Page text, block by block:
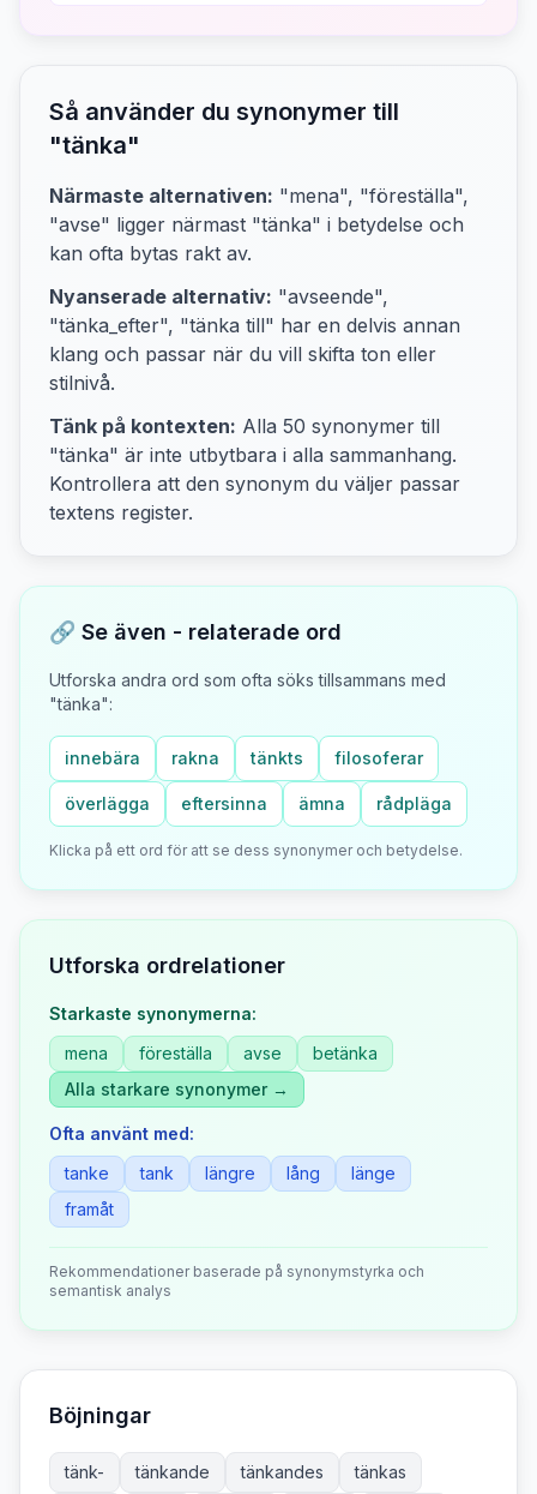
Så använder du synonymer till
"tänka"
Närmaste alternativen: "mena", "föreställa",
"avse" ligger närmast "tänka" i betydelse och
kan ofta bytas rakt av.
Nyanserade alternativ: "avseende",
"tänka_efter", "tänka till" har en delvis annan
klang och passar när du vill skifta ton eller
stilnivå.
Tänk på kontexten: Alla 50 synonymer till
"tänka" är inte utbytbara i alla sammanhang.
Kontrollera att den synonym du väljer passar
textens register.
🔗 Se även - relaterade ord
Utforska andra ord som ofta söks tillsammans med
"tänka":
innebära rakna tänkts filosoferar
överlägga eftersinna ämna rådpläga
Klicka på ett ord för att se dess synonymer och betydelse.
Utforska ordrelationer
Starkaste synonymerna:
mena
föreställa avse
betänka
Alla starkare synonymer →
Ofta använt med:
tanke
tank längre lång
länge
framåt
Rekommendationer baserade på synonymstyrka och
semantisk analys
Böjningar
tänk- tänkande tänkandes
tänkas